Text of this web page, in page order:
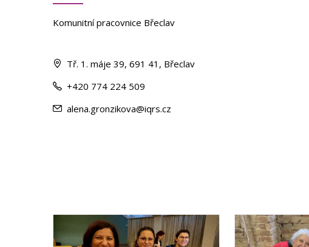
Komunitní pracovnice Břeclav
Tř. 1. máje 39, 691 41, Břeclav
+420 774 224 509
alena.gronzikova@iqrs.cz